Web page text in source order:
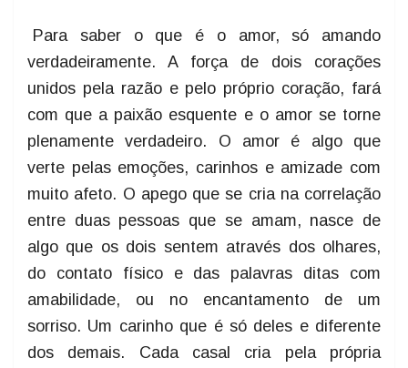
Para saber o que é o amor, só amando
verdadeiramente. A força de dois corações
unidos pela razão e pelo próprio coração, fará
com que a paixão esquente e o amor se torne
plenamente verdadeiro. O amor é algo que
verte pelas emoções, carinhos e amizade com
muito afeto. O apego que se cria na correlação
entre duas pessoas que se amam, nasce de
algo que os dois sentem através dos olhares,
do contato físico e das palavras ditas com
amabilidade, ou no encantamento de um
sorriso. Um carinho que é só deles e diferente
dos demais. Cada casal cria pela própria